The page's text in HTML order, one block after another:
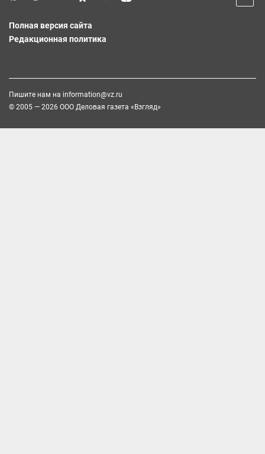
Полная версия сайта
Редакционная политика
Пишите нам на information@vz.ru
© 2005 — 2026 ООО Деловая газета «Взгляд»